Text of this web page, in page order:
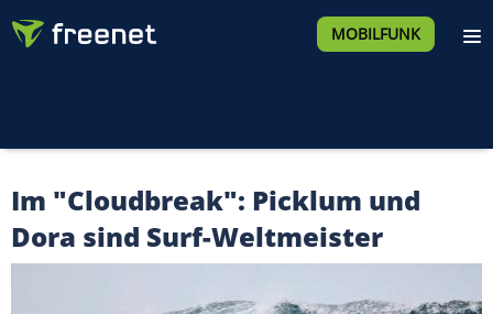
MOBILFUNK
Im "Cloudbreak": Picklum und
Dora sind Surf-Weltmeister